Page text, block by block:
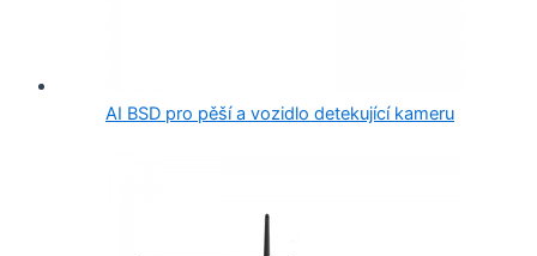
AI BSD pro pěší a vozidlo detekující kameru